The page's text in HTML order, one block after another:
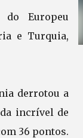
do Europeu
e Turquia,
derrotou a
incrível de
36 pontos.